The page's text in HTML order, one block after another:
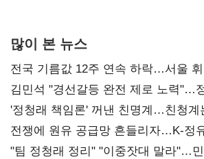
많이 본 뉴스
전국 기름값 12주 연속 하락…서울
김민석 "경선갈등 완전 제로 노력"…
사과부터"
'정청래 책임론' 꺼낸 친명계…친청계
때리기
전쟁에 원유 공급망 흔들리자…K-정
핵심으로 재부상
"팀 정청래 정리" "이중잣대 말라"…